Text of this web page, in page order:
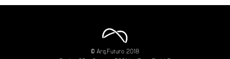
© Arq.Futuro 2018